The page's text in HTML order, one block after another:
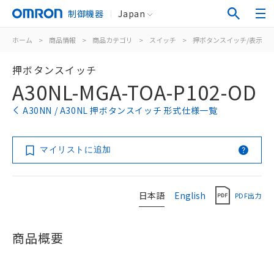
制御機器 Japan
ホーム > 商品情報 > 商品カテゴリ > スイッチ > 押ボタンスイッチ/表示灯
押ボタンスイッチ
A30NL-MGA-TOA-P102-OD
A30NN / A30NL 押ボタンスイッチ 形式仕様一覧
マイリストに追加
日本語 English PDF出力
商品概要